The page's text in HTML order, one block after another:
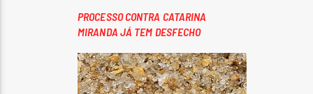
PROCESSO CONTRA CATARINA
MIRANDA JÁ TEM DESFECHO